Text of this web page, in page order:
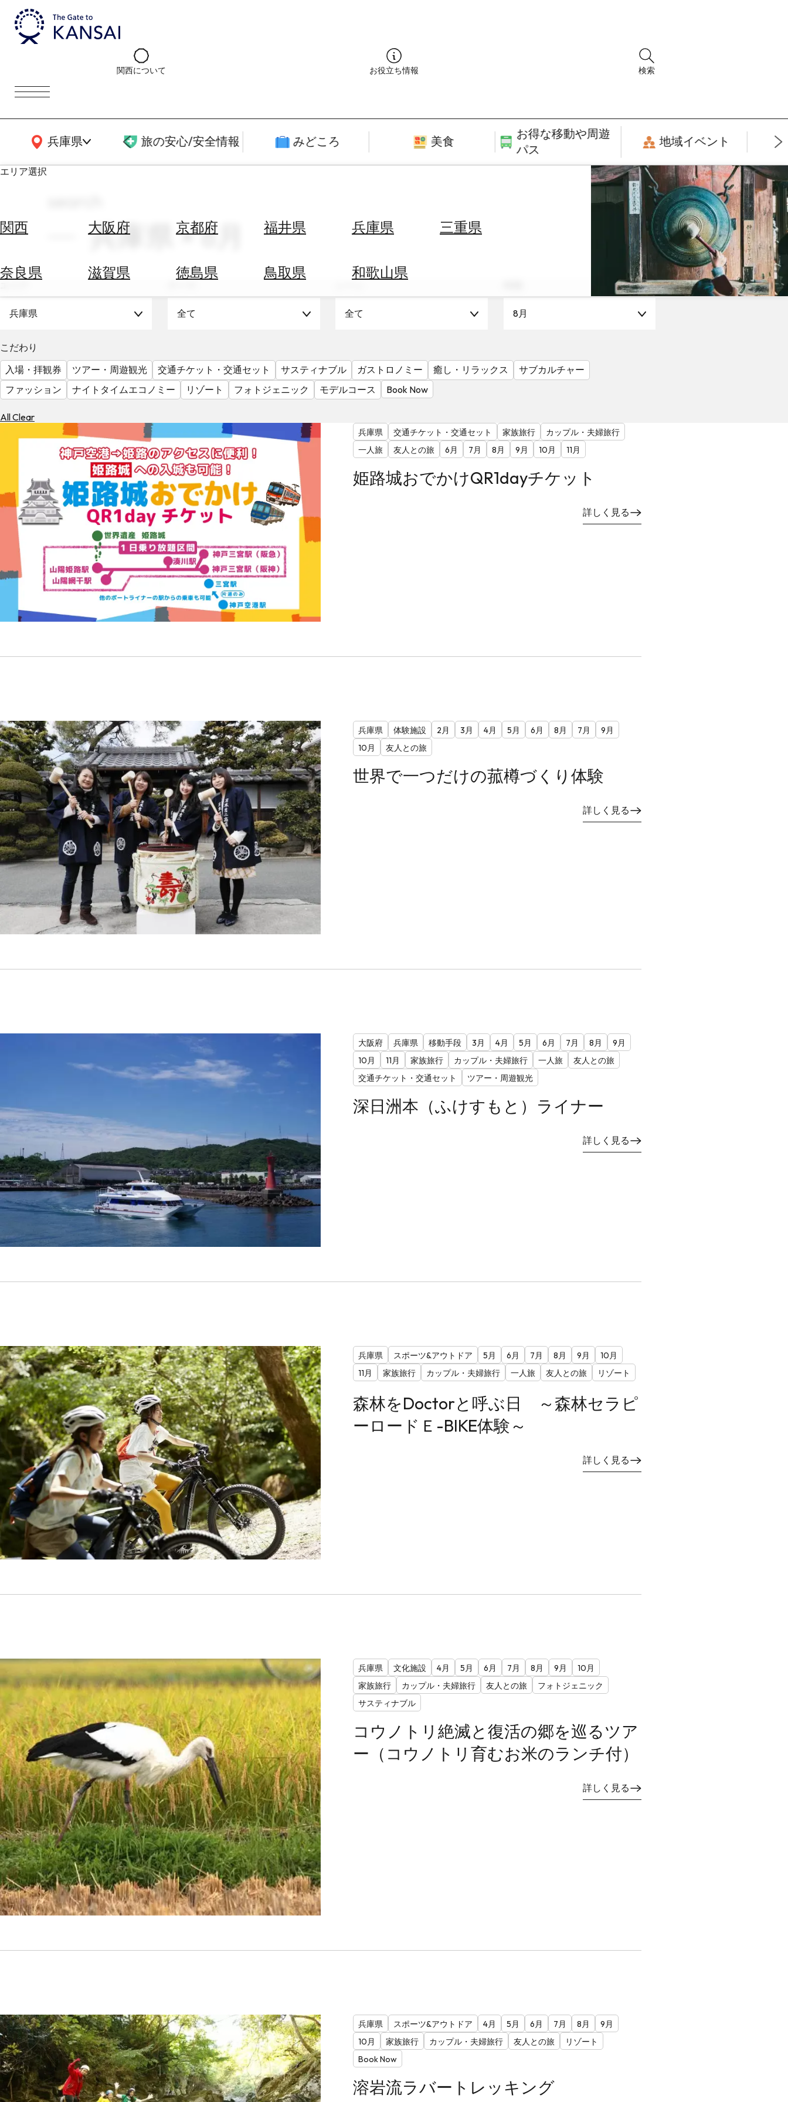
関西について お役立ち情報 検索
兵庫県
関西広域MAP 旅の安心/安全情報 みどころ 美食
お得な移動や周遊
パス
地域イベント
エリア選択
関西 大阪府 京都府 福井県 兵庫県 三重県
奈良県 滋賀県 徳島県 鳥取県 和歌山県
ホ
す
替
を
調
べ
天
を
見
兵庫県 × 8月
兵庫県 全て 全て 8月
こだわり
入場・拝観券
ツアー・周遊観光 交通チケット・交通セット サスティナブル ガストロノミー 癒し・リラックス
サブカルチャー
ファッション
ナイトタイムエコノミー リゾート フォトジェニック モデルコース Book Now
All Clear
兵庫県 交通チケット・交通セット 家族旅行
カップル・夫婦旅行
一人旅
友人との旅 6月 7月 8月 9月 10月 11月
姫路城おでかけQR1dayチケット
詳しく見る
兵庫県 体験施設 2月 3月 4月 5月 6月 8月 7月
9月
10月
友人との旅
世界で一つだけの菰樽づくり体験
詳しく見る
大阪府 兵庫県 移動手段 3月 4月 5月 6月 7月 8月
9月
10月
11月 家族旅行 カップル・夫婦旅行 一人旅
友人との旅
交通チケット・交通セット
ツアー・周遊観光
深日洲本（ふけすもと）ライナー
詳しく見る
兵庫県 スポーツ&アウトドア 5月 6月 7月 8月 9月
10月
11月
家族旅行 カップル・夫婦旅行 一人旅 友人との旅 リゾート
森林をDoctorと呼ぶ日 ～森林セラピ
ーロードＥ-BIKE体験～
詳しく見る
兵庫県 文化施設 4月 5月 6月 7月 8月 9月
10月
家族旅行
カップル・夫婦旅行 友人との旅
フォトジェニック
サスティナブル
コウノトリ絶滅と復活の郷を巡るツア
ー（コウノトリ育むお米のランチ付）
詳しく見る
兵庫県 スポーツ&アウトドア 4月 5月 6月 7月 8月
9月
10月
家族旅行 カップル・夫婦旅行 友人との旅
リゾート
Book Now
溶岩流ラバートレッキング